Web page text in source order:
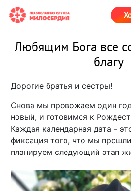
Любящим Бога все
благу
Дорогие братья и сестры!
Снова мы провожаем один
новый, и готовимся к
Каждая календарная дата –
фиксация того, что мы
планируем следующий этап